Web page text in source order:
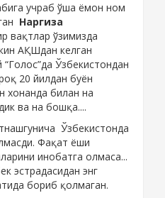
учраб ўша ёмон ном
Наргиза
вақтлар ўзимизда
АҚШдан келган
Ўзбекистондан
20 йилдан буён
хонанда билан на
ва на бошқа....
Ўзбекистонда
Фақат ёши
инобатга олмаса...
эстрадасидан энг
бориб қолмаган.